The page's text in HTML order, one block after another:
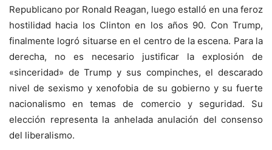
Republicano por Ronald Reagan, luego estalló en una feroz
hostilidad hacia los Clinton en los años 90. Con Trump,
finalmente logró situarse en el centro de la escena. Para la
derecha, no es necesario justificar la explosión de
«sinceridad» de Trump y sus compinches, el descarado
nivel de sexismo y xenofobia de su gobierno y su fuerte
nacionalismo en temas de comercio y seguridad. Su
elección representa la anhelada anulación del consenso
del liberalismo.